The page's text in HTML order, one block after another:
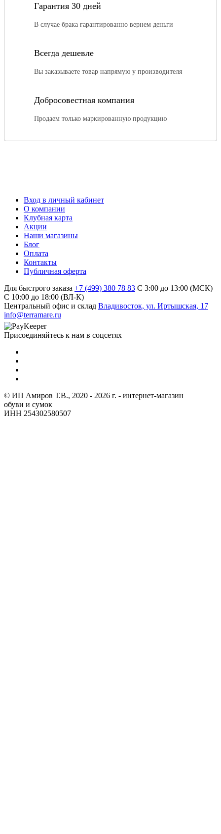
Гарантия 30 дней
В случае брака гарантированно вернем деньги
Всегда дешевле
Вы заказываете товар напрямую у производителя
Добросовестная компания
Продаем только маркированную продукцию
Вход в личный кабинет
О компании
Клубная карта
Акции
Наши магазины
Блог
Оплата
Контакты
Публичная оферта
Для быстрого заказа +7 (499) 380 78 83 С 3:00 до 13:00 (МСК)
C 10:00 до 18:00 (ВЛ-К)
Центральный офис и склад Владивосток, ул. Иртышская, 17
info@terramare.ru
Присоединяйтесь к нам в соцсетях
© ИП Амиров Т.В., 2020 - 2026 г. - интернет-магазин
обуви и сумок
ИНН 254302580507